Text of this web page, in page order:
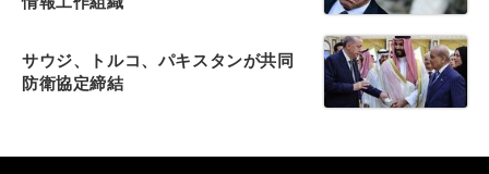
サウジ、トルコ、パキスタンが共同
防衛協定締結